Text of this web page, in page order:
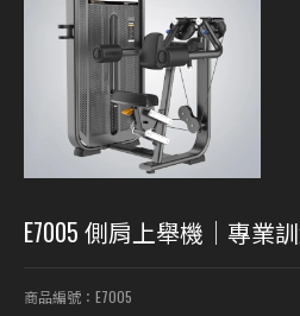
E7005 側肩上舉機｜專業
商品編號：E7005